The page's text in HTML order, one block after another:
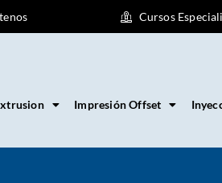
Cursos
Impresión Offset